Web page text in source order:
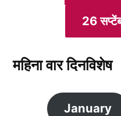
26
महिना वार दिनविशेष
January